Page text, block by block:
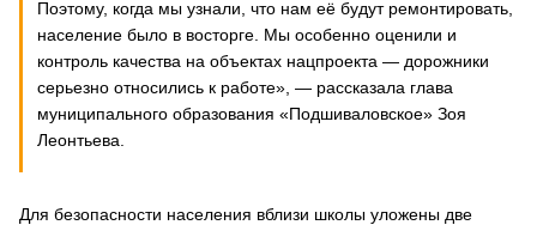
Поэтому, когда мы узнали, что нам её будут ремонтировать,
население было в восторге. Мы особенно оценили и
контроль качества на объектах нацпроекта — дорожники
серьезно относились к работе», — рассказала глава
муниципального образования «Подшиваловское» Зоя
Леонтьева.
Для безопасности населения вблизи школы уложены две